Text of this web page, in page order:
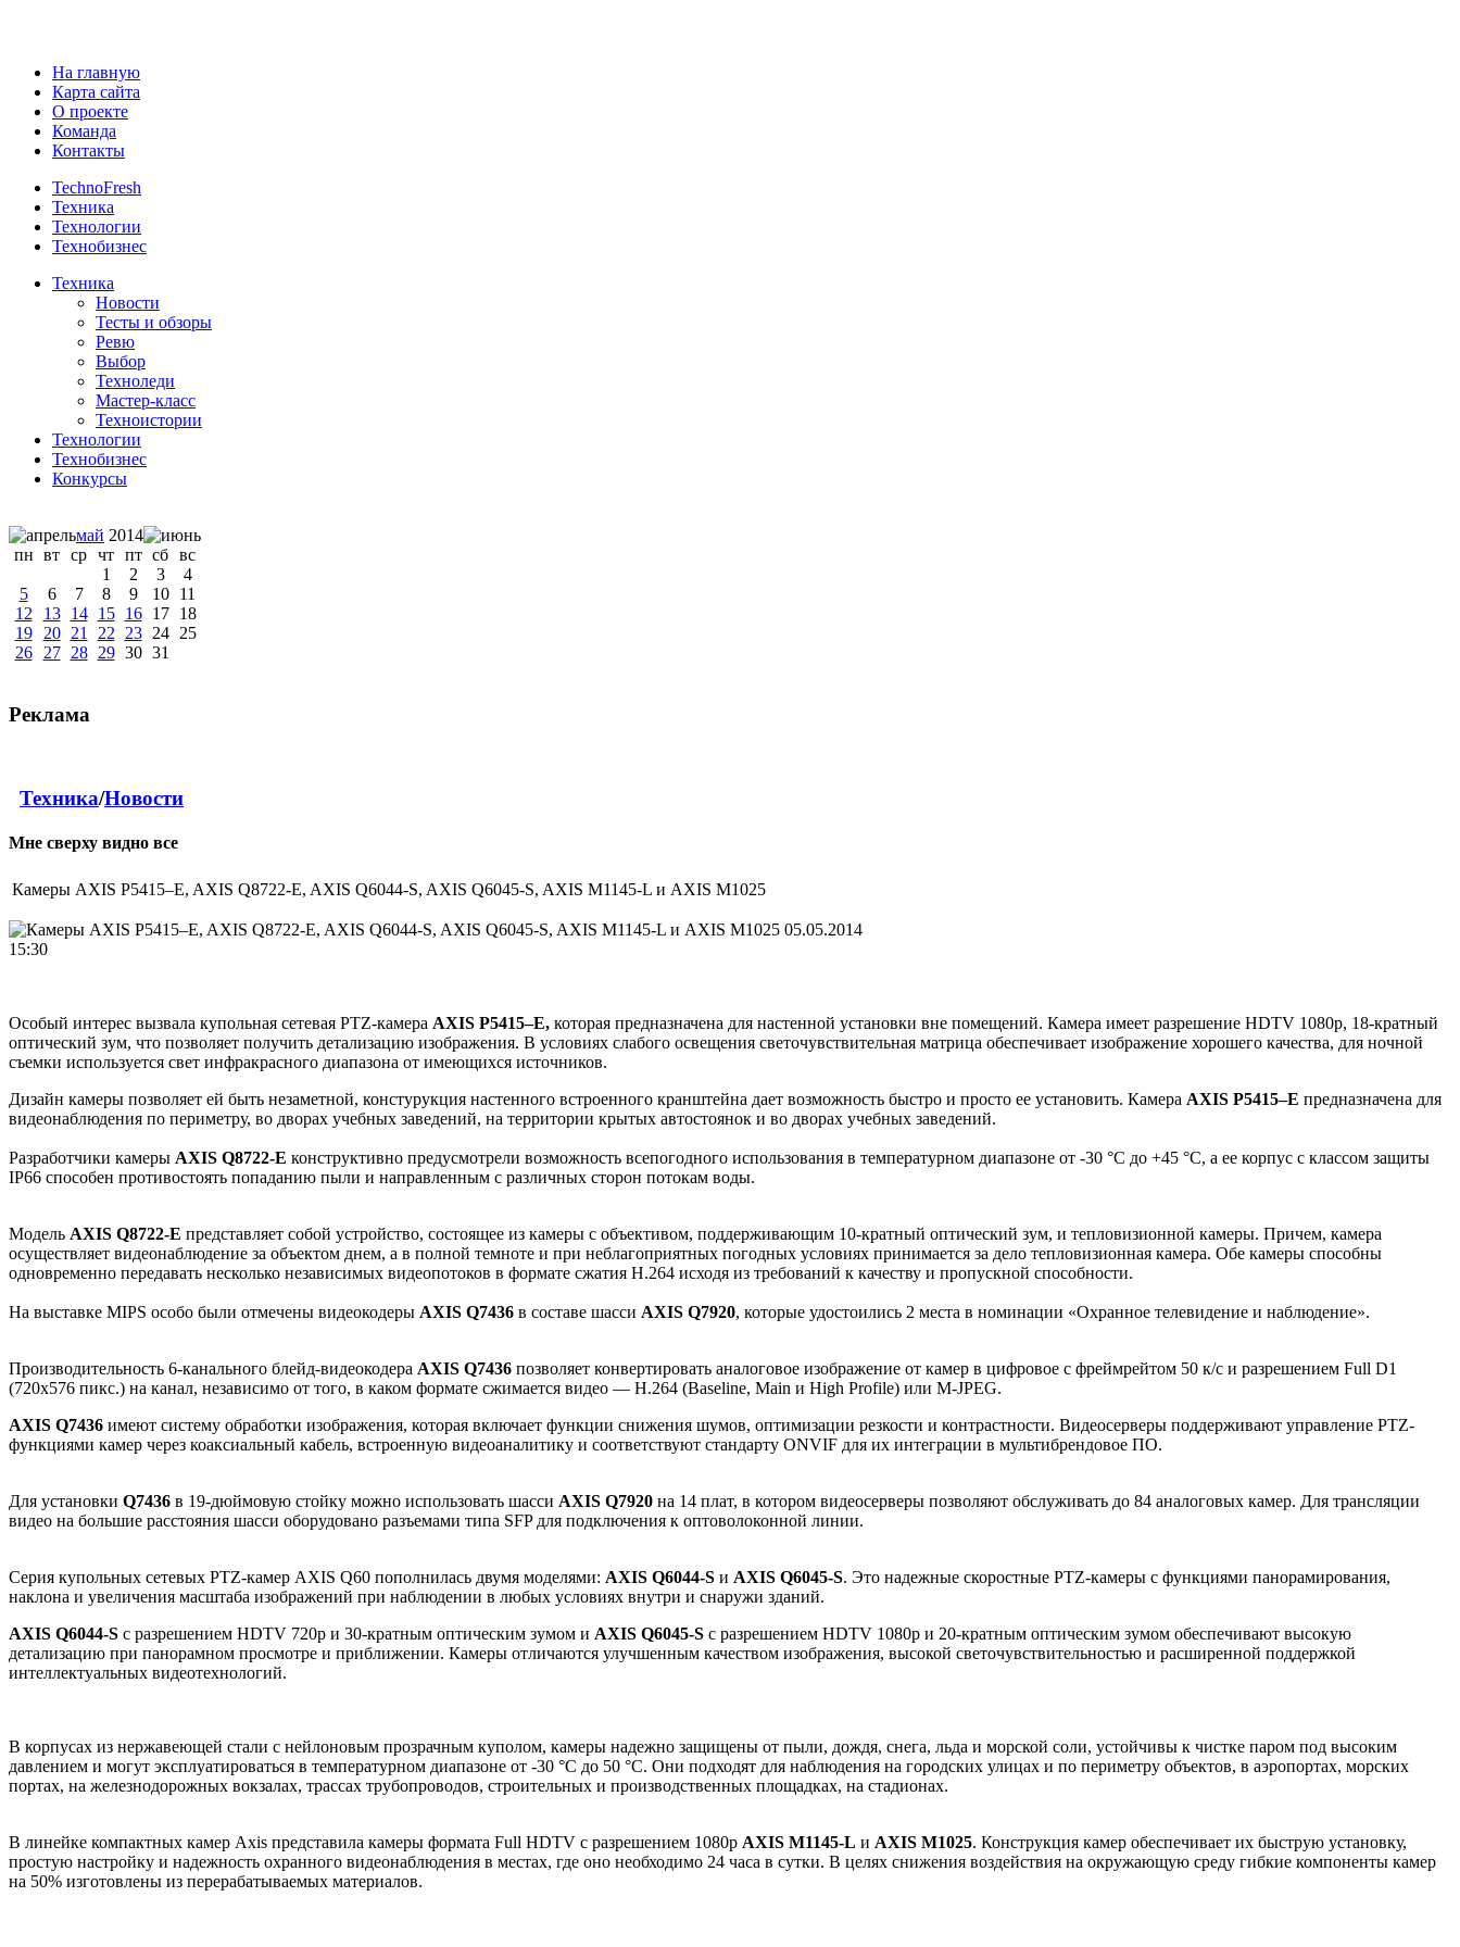
На главную
Карта сайта
О проекте
Команда
Контакты
TechnoFresh
Техника
Технологии
Технобизнес
Техника
Новости
Тесты и обзоры
Ревю
Выбор
Техноледи
Мастер-класс
Техноистории
Технологии
Технобизнес
Конкурсы
май 2014
пн вт ср чт пт сб вс
1
2 3
4
5
6 7 8 9 10
11
12
13 14 15 16 17
18
19
20 21 22 23 24
25
26
27 28 29 30 31
Реклама
Техника/Новости
Мне сверху видно все
Камеры AXIS P5415–E, AXIS Q8722-E, AXIS Q6044-S, AXIS Q6045-S, AXIS M1145-L и AXIS M1025
05.05.2014
15:30
Особый интерес вызвала купольная сетевая PTZ-камера AXIS P5415–E, которая предназначена для настенной установки вне помещений. Камера имеет разрешение HDTV 1080p, 18-кратный
оптический зум, что позволяет получить детализацию изображения. В условиях слабого освещения светочувствительная матрица обеспечивает изображение хорошего качества, для ночной
съемки используется свет инфракрасного диапазона от имеющихся источников.
Дизайн камеры позволяет ей быть незаметной, констурукция настенного встроенного кранштейна дает возможность быстро и просто ее установить. Камера AXIS P5415–E предназначена для
видеонаблюдения по периметру, во дворах учебных заведений, на территории крытых автостоянок и во дворах учебных заведений.
Разработчики камеры AXIS Q8722-E конструктивно предусмотрели возможность всепогодного использования в температурном диапазоне от -30 °C до +45 °C, а ее корпус с классом защиты
IP66 способен противостоять попаданию пыли и направленным с различных сторон потокам воды.
Модель AXIS Q8722-E представляет собой устройство, состоящее из камеры с объективом, поддерживающим 10-кратный оптический зум, и тепловизионной камеры. Причем, камера
осуществляет видеонаблюдение за объектом днем, а в полной темноте и при неблагоприятных погодных условиях принимается за дело тепловизионная камера. Обе камеры способны
одновременно передавать несколько независимых видеопотоков в формате сжатия H.264 исходя из требований к качеству и пропускной способности.
На выставке MIPS особо были отмечены видеокодеры AXIS Q7436 в составе шасси AXIS Q7920, которые удостоились 2 места в номинации «Охранное телевидение и наблюдение».
Производительность 6-канального блейд-видеокодера AXIS Q7436 позволяет конвертировать аналоговое изображение от камер в цифровое с фреймрейтом 50 к/с и разрешением Full D1
(720x576 пикс.) на канал, независимо от того, в каком формате сжимается видео — H.264 (Baseline, Main и High Profile) или M-JPEG.
AXIS Q7436 имеют систему обработки изображения, которая включает функции снижения шумов, оптимизации резкости и контрастности. Видеосерверы поддерживают управление PTZ-
функциями камер через коаксиальный кабель, встроенную видеоаналитику и соответствуют стандарту ONVIF для их интеграции в мультибрендовое ПО.
Для установки Q7436 в 19-дюймовую стойку можно использовать шасси AXIS Q7920 на 14 плат, в котором видеосерверы позволяют обслуживать до 84 аналоговых камер. Для трансляции
видео на большие расстояния шасси оборудовано разъемами типа SFP для подключения к оптоволоконной линии.
Серия купольных сетевых PTZ-камер AXIS Q60 пополнилась двумя моделями: AXIS Q6044-S и AXIS Q6045-S. Это надежные скоростные PTZ-камеры с функциями панорамирования,
наклона и увеличения масштаба изображений при наблюдении в любых условиях внутри и снаружи зданий.
AXIS Q6044-S с разрешением HDTV 720p и 30-кратным оптическим зумом и AXIS Q6045-S с разрешением HDTV 1080p и 20-кратным оптическим зумом обеспечивают высокую
детализацию при панорамном просмотре и приближении. Камеры отличаются улучшенным качеством изображения, высокой светочувствительностью и расширенной поддержкой
интеллектуальных видеотехнологий.
В корпусах из нержавеющей стали с нейлоновым прозрачным куполом, камеры надежно защищены от пыли, дождя, снега, льда и морской соли, устойчивы к чистке паром под высоким
давлением и могут эксплуатироваться в температурном диапазоне от -30 °C до 50 °C. Они подходят для наблюдения на городских улицах и по периметру объектов, в аэропортах, морских
портах, на железнодорожных вокзалах, трассах трубопроводов, строительных и производственных площадках, на стадионах.
В линейке компактных камер Axis представила камеры формата Full HDTV с разрешением 1080p AXIS M1145-L и AXIS M1025. Конструкция камер обеспечивает их быструю установку,
простую настройку и надежность охранного видеонаблюдения в местах, где оно необходимо 24 часа в сутки. В целях снижения воздействия на окружающую среду гибкие компоненты камер
на 50% изготовлены из перерабатываемых материалов.